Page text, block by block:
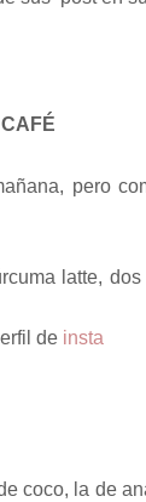
pero
latte,
de insta
coco, la de